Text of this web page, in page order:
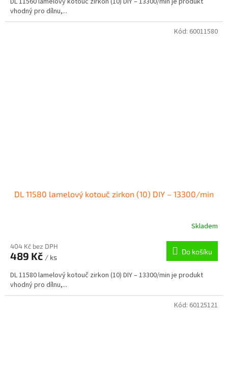
vhodný pro dílnu,...
DL 11580 lamelový kotouč zirkon (10) DIY – 13300/min
Skladem
404 Kč bez DPH
489 Kč / ks
Do košíku
DL 11580 lamelový kotouč zirkon (10) DIY – 13300/min je produkt
vhodný pro dílnu,...
Kód: 60011580
Kód: 60125121